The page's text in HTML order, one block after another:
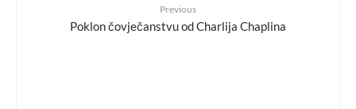
Previous
Poklon čovječanstvu od Charlija Chaplina